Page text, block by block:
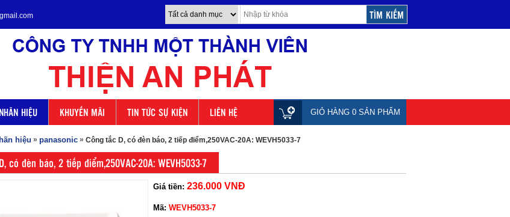
NHÃN HIỆU KHUYẾN MÃI TIN TỨC SỰ KIỆN LIÊN HỆ GIỎ HÀNG 0 SẢN PHẨM
hiệu » panasonic » Công tắc D, có đèn báo, 2 tiếp điểm,250VAC-20A: WEVH5033-7
có đèn báo, 2 tiếp điểm,250VAC-20A: WEVH5033-7
Giá tiền: 236.000 VNĐ
Mã: WEVH5033-7